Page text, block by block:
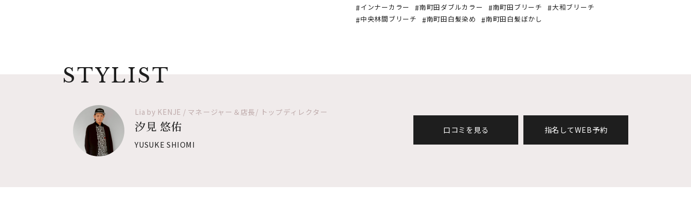
インナーカラー
南町田ダブルカラー 南町田ブリーチ
大和ブリーチ
中央林間ブリーチ
南町田白髪染め 南町田白髪ぼかし
STYLIST
Lia by KENJE / マネージャー＆店長/ トップディレクター
汐見 悠佑
YUSUKE SHIOMI
口コミを見る 指名してWEB予約